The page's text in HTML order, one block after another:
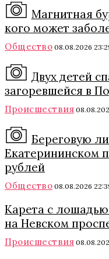
Магнитная
кого может
Общество 08.08.2026
Двух детей
загоревшейся в
Происшествия
Береговую
Екатерининском
рублей
Общество 08.08.2026
Карета с лошадью
на Невском
Происшествия